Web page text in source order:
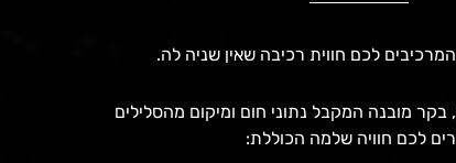
הכולל 48 סלילי נחושת שונים, בקר מובנה המקבל נתוני חום ומיקום מהסלילים
לכם חוויה שלמה הכוללת: